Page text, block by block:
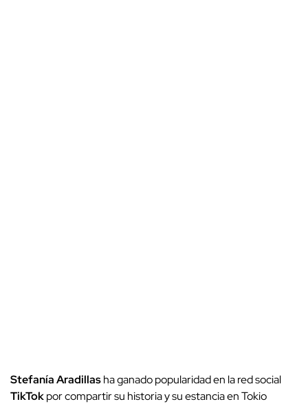
Stefanía Aradillasha ganado popularidad en la red social
TikTokpor compartir su historia y su estancia en Tokio